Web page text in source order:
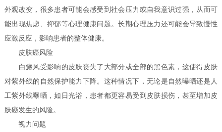
外观改变，很多患者可能会感受到社会压力或自我意识过强，从而可
能出现焦虑、抑郁等心理健康问题。长期心理压力还可能会导致慢性
应激反应，影响患者的整体健康。
皮肤癌风险
白癜风受影响的皮肤丧失了大部分或全部的黑色素，这使得皮肤
对紫外线的自然保护能力下降。这种情况下，无论是自然曝晒还是人
工紫外线曝晒，如日光浴，患者都更容易受到皮肤损伤，甚至增加皮
肤癌发生的风险。
视力问题